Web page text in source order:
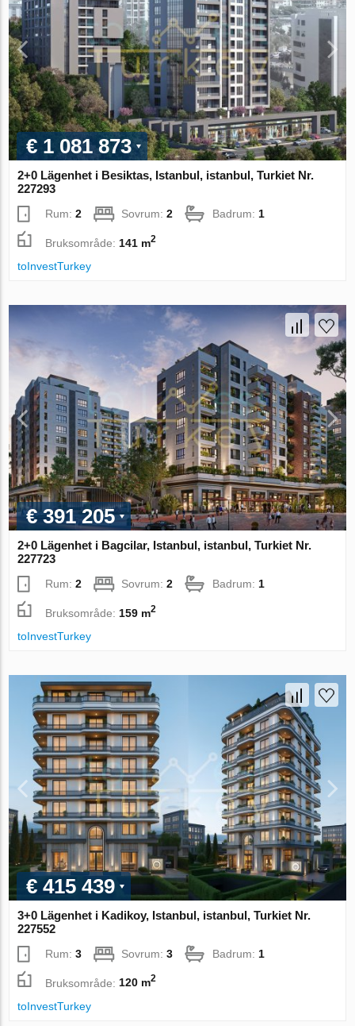
€ 1 081 873
2+0 Lägenhet i Besiktas, Istanbul, istanbul, Turkiet Nr.
227293
Rum:2 Sovrum:2 Badrum:1
Bruksområde: 141 m2
toInvestTurkey
€ 391 205
2+0 Lägenhet i Bagcilar, Istanbul, istanbul, Turkiet Nr.
227723
Rum:2 Sovrum:2 Badrum: 1
Bruksområde: 159 m2
toInvestTurkey
€ 415 439
3+0 Lägenhet i Kadikoy, Istanbul, istanbul, Turkiet Nr.
227552
Rum:3 Sovrum:3 Badrum: 1
Bruksområde:120 m2
toInvestTurkey